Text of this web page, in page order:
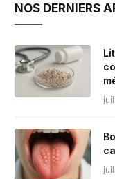
NOS DERNIERS